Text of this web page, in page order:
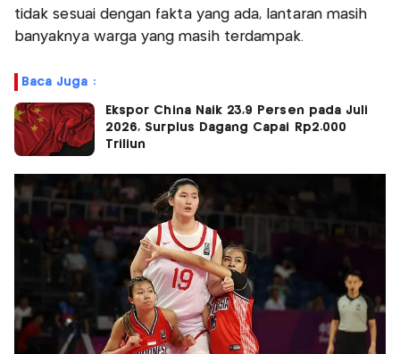
tidak sesuai dengan fakta yang ada, lantaran masih
banyaknya warga yang masih terdampak.
Baca Juga :
Ekspor China Naik 23,9 Persen pada Juli
2026, Surplus Dagang Capai Rp2.000
Triliun